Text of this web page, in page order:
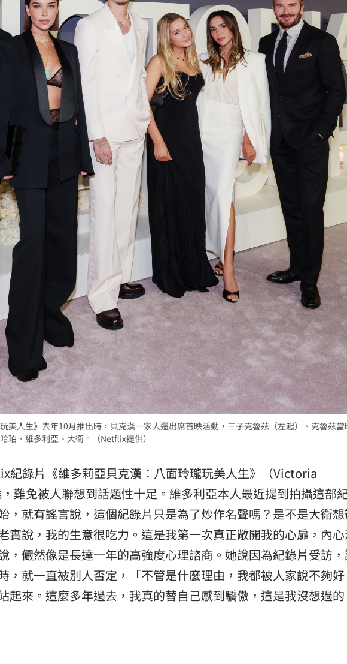
美人生》去年10月推出時，貝克漢一家人還出席首映活動，三子克魯茲（左起）、克魯茲當
珀、維多利亞、大衛。（Netflix提供）
紀錄片《維多莉亞貝克漢：八面玲瓏玩美人生》（Victoria
難免被人聯想到話題性十足。維多利亞本人最近提到拍攝這部
，就有謠言說，這個紀錄片只是為了炒作名聲嗎？是不是大衛
實說，我的生意很吃力。這是我第一次真正敞開我的心扉，內
，儼然像是長達一年的高強度心理諮商。她說因為紀錄片受訪，
，就一直被別人否定，「不管是什麼理由，我都被人家說不夠
起來。這麼多年過去，我真的替自己感到驕傲，這是我沒想過的